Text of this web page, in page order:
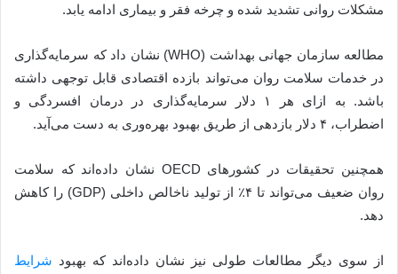
مشکلات روانی تشدید شده و چرخه فقر و بیماری ادامه یابد.
مطالعه سازمان جهانی بهداشت (WHO) نشان داد که سرمایه‌گذاری
در خدمات سلامت روان می‌تواند بازده اقتصادی قابل توجهی داشته
باشد. به ازای هر ۱ دلار سرمایه‌گذاری در درمان افسردگی و
اضطراب، ۴ دلار بازدهی از طریق بهبود بهره‌وری به دست می‌آید.
همچنین تحقیقات در کشورهای OECD نشان داده‌اند که سلامت
روان ضعیف می‌تواند تا ۴٪ از تولید ناخالص داخلی (GDP) را کاهش
دهد.
از سوی دیگر مطالعات طولی نیز نشان داده‌اند که بهبود شرایط